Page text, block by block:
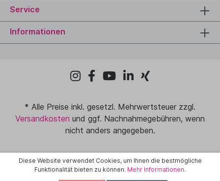
Service
Informationen
* Alle Preise inkl. gesetzl. Mehrwertsteuer zzgl.
Versandkosten und ggf. Nachnahmegebühren, wenn
nicht anders angegeben.
Diese Website verwendet Cookies, um Ihnen die bestmögliche
Funktionalität bieten zu können. Mehr Informationen.